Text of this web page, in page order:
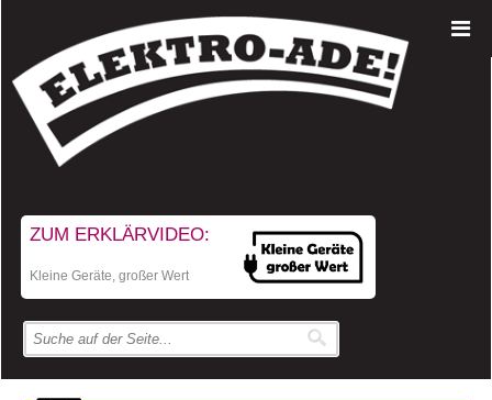
ZUM ERKLÄRVIDEO:
Kleine Geräte, großer Wert